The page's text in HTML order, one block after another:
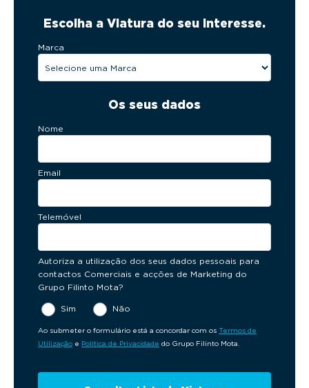
Escolha a Viatura do seu interesse.
Marca
Os seus dados
Nome
Email
Telemóvel
Autoriza a utilização dos seus dados pessoais para
contactos Comerciais e acções de Marketing do
Grupo Filinto Mota?
Sim Não
Ao submeter o formulário está a concordar com os Termos de
Utilização e Política de Privacidade do Grupo Filinto Mota.